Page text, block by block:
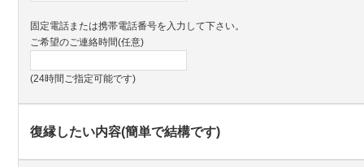
固定電話または携帯電話番号を入力して下さい。
ご希望のご連絡時間(任意)
(24時間ご指定可能です)
復縁したい内容(簡単で結構です)